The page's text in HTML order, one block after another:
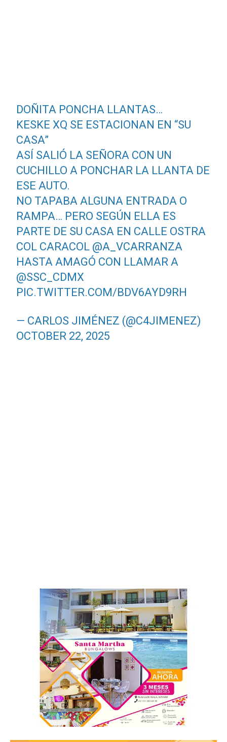
DOÑITA PONCHA LLANTAS…
KESKE XQ SE ESTACIONAN EN “SU
CASA”
ASÍ SALIÓ LA SEÑORA CON UN
CUCHILLO A PONCHAR LA LLANTA DE
ESE AUTO.
NO TAPABA ALGUNA ENTRADA O
RAMPA… PERO SEGÚN ELLA ES
PARTE DE SU CASA EN CALLE OSTRA
COL CARACOL @A_VCARRANZA
HASTA AMAGÓ CON LLAMAR A
@SSC_CDMX
PIC.TWITTER.COM/BDV6AYD9RH
— CARLOS JIMÉNEZ (@C4JIMENEZ)
OCTOBER 22, 2025